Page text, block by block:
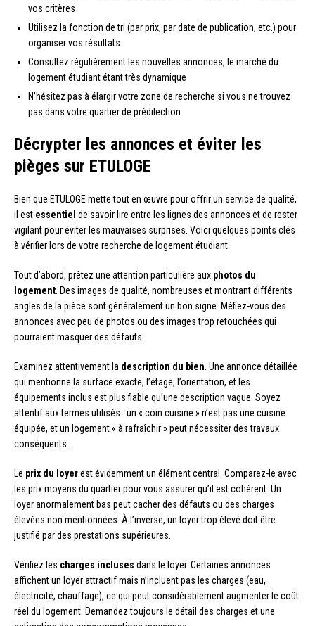
vos critères
Utilisez la fonction de tri (par prix, par date de publication, etc.) pour
organiser vos résultats
Consultez régulièrement les nouvelles annonces, le marché du
logement étudiant étant très dynamique
N’hésitez pas à élargir votre zone de recherche si vous ne trouvez
pas dans votre quartier de prédilection
Décrypter les annonces et éviter les
pièges sur ETULOGE
Bien que ETULOGE mette tout en œuvre pour offrir un service de qualité,
il est essentiel de savoir lire entre les lignes des annonces et de rester
vigilant pour éviter les mauvaises surprises. Voici quelques points clés
à vérifier lors de votre recherche de logement étudiant.
Tout d’abord, prêtez une attention particulière aux photos du
logement. Des images de qualité, nombreuses et montrant différents
angles de la pièce sont généralement un bon signe. Méfiez-vous des
annonces avec peu de photos ou des images trop retouchées qui
pourraient masquer des défauts.
Examinez attentivement la description du bien. Une annonce détaillée
qui mentionne la surface exacte, l’étage, l’orientation, et les
équipements inclus est plus fiable qu’une description vague. Soyez
attentif aux termes utilisés : un « coin cuisine » n’est pas une cuisine
équipée, et un logement « à rafraîchir » peut nécessiter des travaux
conséquents.
Le prix du loyerest évidemment un élément central. Comparez-le avec
les prix moyens du quartier pour vous assurer qu’il est cohérent. Un
loyer anormalement bas peut cacher des défauts ou des charges
élevées non mentionnées. À l’inverse, un loyer trop élevé doit être
justifié par des prestations supérieures.
Vérifiez les charges incluses dans le loyer. Certaines annonces
affichent un loyer attractif mais n’incluent pas les charges (eau,
électricité, chauffage), ce qui peut considérablement augmenter le coût
réel du logement. Demandez toujours le détail des charges et une